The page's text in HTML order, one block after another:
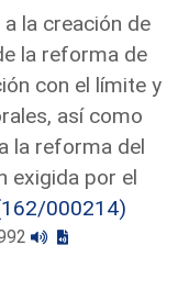
la creación de
la reforma de
con el límite y
así como
la reforma del
exigida por el
000214)